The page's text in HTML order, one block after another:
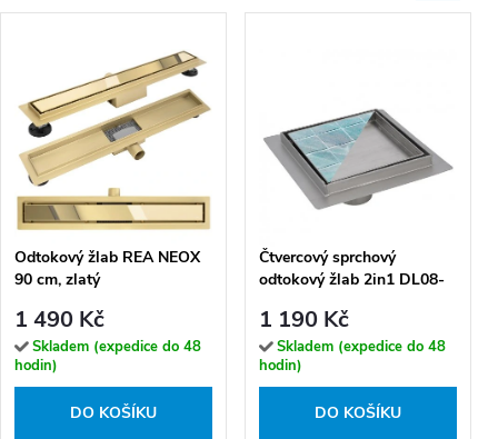
Odtokový žlab REA NEOX
90 cm, zlatý
1 490 Kč
Skladem (expedice do 48
hodin)
DO KOŠÍKU
Čtvercový sprchový
odtokový žlab 2in1 DL08-
satén
1 190 Kč
Skladem (expedice do 48
hodin)
DO KOŠÍKU